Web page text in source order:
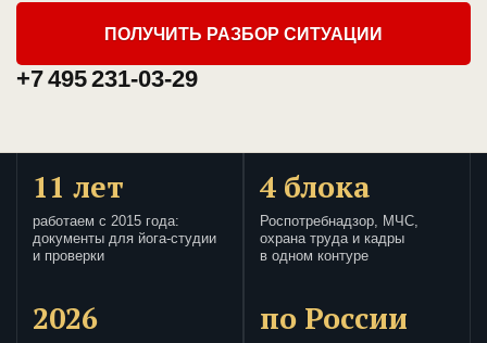
ПОЛУЧИТЬ РАЗБОР СИТУАЦИИ
+7 495 231-03-29
11 лет
работаем с 2015 года:
документы для йога-студии
и проверки
4 блока
Роспотребнадзор, МЧС,
охрана труда и кадры
в одном контуре
2026 по России